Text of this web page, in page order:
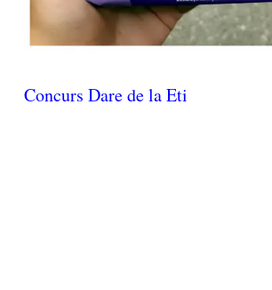
Concurs Dare de la Eti